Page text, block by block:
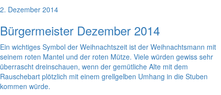
2. Dezember 2014
Bürgermeister Dezember 2014
Ein wichtiges Symbol der Weihnachtszeit ist der Weihnachtsmann mit
seinem roten Mantel und der roten Mütze. Viele würden gewiss sehr
überrascht dreinschauen, wenn der gemütliche Alte mit dem
Rauschebart plötzlich mit einem grellgelben Umhang in die Stuben
kommen würde.